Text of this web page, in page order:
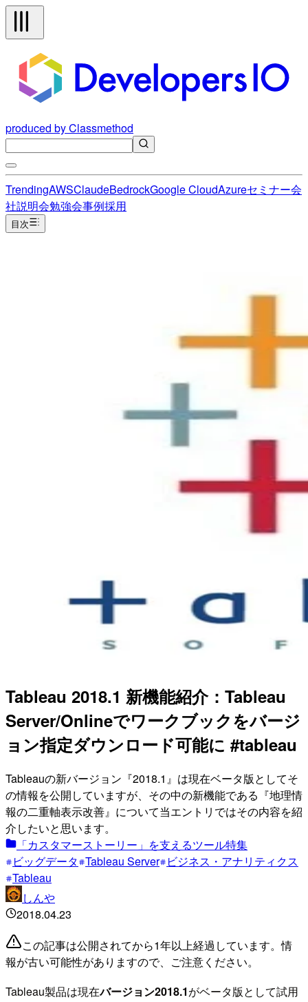
produced by Classmethod
TrendingAWSClaudeBedrockGoogle CloudAzureセミナー会
社説明会勉強会事例採用
目次
Tableau 2018.1 新機能紹介：Tableau
Server/Onlineでワークブックをバージ
ョン指定ダウンロード可能に #tableau
Tableauの新バージョン『2018.1』は現在ベータ版としてそ
の情報を公開していますが、その中の新機能である『地理情
報の二重軸表示改善』について当エントリではその内容を紹
介したいと思います。
「カスタマーストーリー」を支えるツール特集
ビッグデータ Tableau Server ビジネス・アナリティクス
Tableau
しんや
2018.04.23
この記事は公開されてから1年以上経過しています。情
報が古い可能性がありますので、ご注意ください。
Tableau製品は現在バージョン2018.1がベータ版として試用